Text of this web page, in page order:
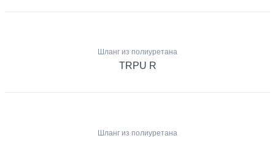
Шланг из полиуретана
TRPU R
Шланг из полиуретана